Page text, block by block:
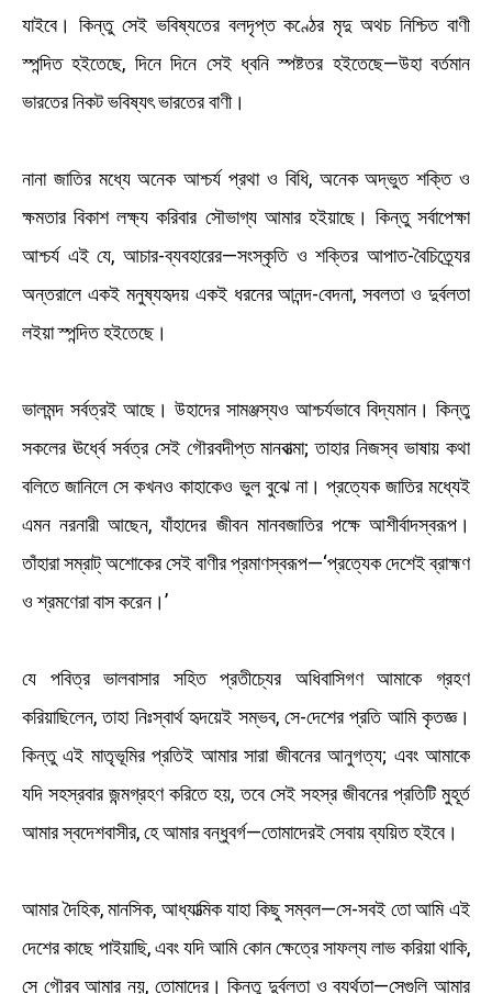
যাইবে। কিন্তু সেই ভবিষ্যতের বলদৃপ্ত কণ্ঠের মৃদু অথচ নিশ্চিত বাণী
স্পন্দিত হইতেছে, দিনে দিনে সেই ধ্বনি স্পষ্টতর হইতেছে—উহা বর্তমান
ভারতের নিকট ভবিষ্যৎ ভারতের বাণী।
নানা জাতির মধ্যে অনেক আশ্চর্য প্রথা ও বিধি, অনেক অদ্ভুত শক্তি ও
ক্ষমতার বিকাশ লক্ষ্য করিবার সৌভাগ্য আমার হইয়াছে। কিন্তু সর্বাপেক্ষা
আশ্চর্য এই যে, আচার-ব্যবহারের—সংস্কৃতি ও শক্তির আপাত-বৈচিত্র্যের
অন্তরালে একই মনুষ্যহৃদয় একই ধরনের আনন্দ-বেদনা, সবলতা ও দুর্বলতা
লইয়া স্পন্দিত হইতেছে।
ভালমন্দ সর্বত্রই আছে। উহাদের সামঞ্জস্যও আশ্চর্যভাবে বিদ্যমান। কিন্তু
সকলের ঊর্ধ্বে সর্বত্র সেই গৌরবদীপ্ত মানবাত্মা; তাহার নিজস্ব ভাষায় কথা
বলিতে জানিলে সে কখনও কাহাকেও ভুল বুঝে না। প্রত্যেক জাতির মধ্যেই
এমন নরনারী আছেন, যাঁহাদের জীবন মানবজাতির পক্ষে আশীর্বাদস্বরূপ।
তাঁহারা সম্রাট্ অশোকের সেই বাণীর প্রমাণস্বরূপ—‘প্রত্যেক দেশেই ব্রাহ্মণ
ও শ্রমণেরা বাস করেন।’
যে পবিত্র ভালবাসার সহিত প্রতীচ্যের অধিবাসিগণ আমাকে গ্রহণ
করিয়াছিলেন, তাহা নিঃস্বার্থ হৃদয়েই সম্ভব, সে-দেশের প্রতি আমি কৃতজ্ঞ।
কিন্তু এই মাতৃভূমির প্রতিই আমার সারা জীবনের আনুগত্য; এবং আমাকে
যদি সহস্রবার জন্মগ্রহণ করিতে হয়, তবে সেই সহস্র জীবনের প্রতিটি মুহূর্ত
আমার স্বদেশবাসীর, হে আমার বন্ধুবর্গ—তোমাদেরই সেবায় ব্যয়িত হইবে।
আমার দৈহিক, মানসিক, আধ্যাত্মিক যাহা কিছু সম্বল—সে-সবই তো আমি এই
দেশের কাছে পাইয়াছি, এবং যদি আমি কোন ক্ষেত্রে সাফল্য লাভ করিয়া থাকি,
সে গৌরব আমার নয়, তোমাদের। কিন্তু দুর্বলতা ও ব্যর্থতা—সেগুলি আমার